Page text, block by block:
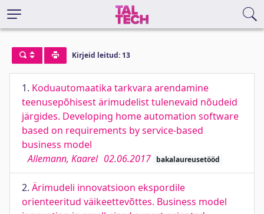
Kirjeid leitud: 13
1. Koduautomaatika tarkvara arendamine
teenusepõhisest ärimudelist tulenevaid nõudeid
järgides. Developing home automation software
based on requirements by service-based
business model
Allemann, Kaarel 02.06.2017 bakalaureusetööd
2. Ärimudeli innovatsioon ekspordile
orienteeritud väikeettevõttes. Business model